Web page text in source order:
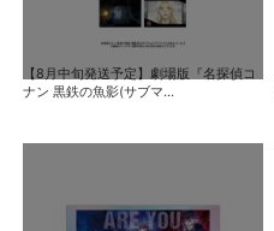
【8月中旬発送予定】劇場版『名探偵コ
ナン 黒鉄の魚影(サブマ...